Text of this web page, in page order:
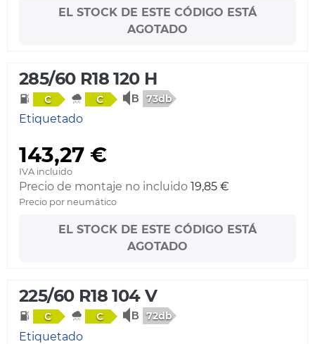
EL STOCK DE ESTE CÓDIGO ESTÁ
AGOTADO
285/60 R18 120 H
C C 73db
Etiquetado
143,27 €
IVA incluido
Precio de montaje no incluido 19,85 €
Precio por neumático
EL STOCK DE ESTE CÓDIGO ESTÁ
AGOTADO
225/60 R18 104 V
C C 72db
Etiquetado